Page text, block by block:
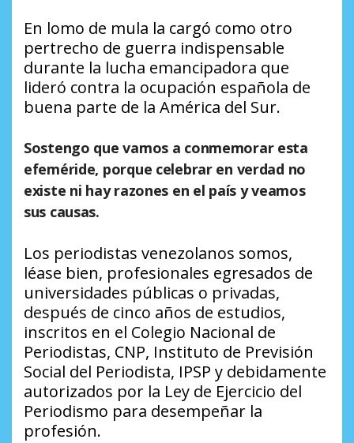
En lomo de mula la cargó como otro
pertrecho de guerra indispensable
durante la lucha emancipadora que
lideró contra la ocupación española de
buena parte de la América del Sur.
Sostengo que vamos a conmemorar esta
efeméride, porque celebrar en verdad no
existe ni hay razones en el país y veamos
sus causas.
Los periodistas venezolanos somos,
léase bien, profesionales egresados de
universidades públicas o privadas,
después de cinco años de estudios,
inscritos en el Colegio Nacional de
Periodistas, CNP, Instituto de Previsión
Social del Periodista, IPSP y debidamente
autorizados por la Ley de Ejercicio del
Periodismo para desempeñar la
profesión.